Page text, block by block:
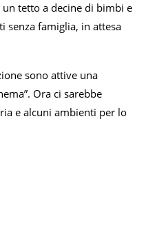
un tetto a decine di bimbi e
senza famiglia, in attesa
sono attive una
Ora ci sarebbe
e alcuni ambienti per lo